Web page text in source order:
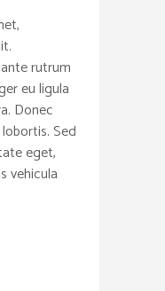
rutrum
eu ligula
Donec
Sed
eget,
vehicula